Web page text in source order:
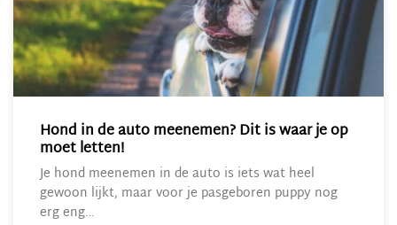
Hond in de auto meenemen? Dit is waar je op
moet letten!
Je hond meenemen in de auto is iets wat heel
gewoon lijkt, maar voor je pasgeboren puppy nog
erg eng…